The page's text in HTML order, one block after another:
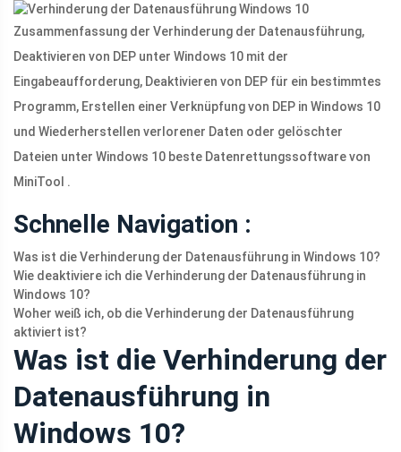
Zusammenfassung der Verhinderung der Datenausführung,
Deaktivieren von DEP unter Windows 10 mit der
Eingabeaufforderung, Deaktivieren von DEP für ein bestimmtes
Programm, Erstellen einer Verknüpfung von DEP in Windows 10
und Wiederherstellen verlorener Daten oder gelöschter
Dateien unter Windows 10 beste Datenrettungssoftware von
MiniTool .
Schnelle Navigation :
Was ist die Verhinderung der Datenausführung in Windows 10?
Wie deaktiviere ich die Verhinderung der Datenausführung in
Windows 10?
Woher weiß ich, ob die Verhinderung der Datenausführung
aktiviert ist?
Was ist die Verhinderung der
Datenausführung in
Windows 10?